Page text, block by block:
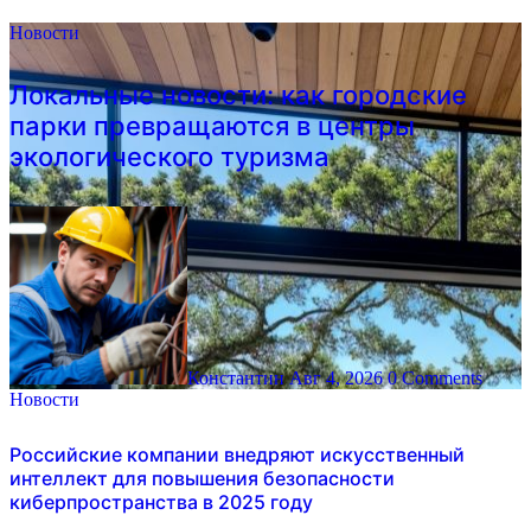
Новости
Локальные новости: как городские
парки превращаются в центры
экологического туризма
КонстантинАвг 4, 2026 0 Comments
Новости
Российские компании внедряют искусственный
интеллект для повышения безопасности
киберпространства в 2025 году